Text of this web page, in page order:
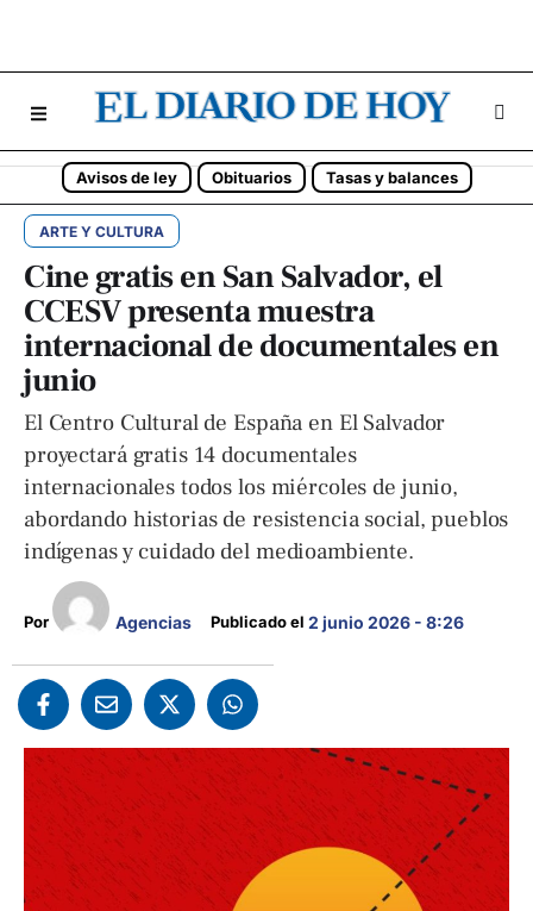
Avisos de ley Obituarios Tasas y balances
ARTE Y CULTURA
Cine gratis en San Salvador, el
CCESV presenta muestra
internacional de documentales en
junio
El Centro Cultural de España en El Salvador
proyectará gratis 14 documentales
internacionales todos los miércoles de junio,
abordando historias de resistencia social, pueblos
indígenas y cuidado del medioambiente.
Por Agencias Publicado el 2 junio 2026 - 8:26